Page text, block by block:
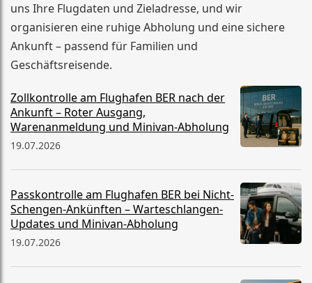
uns Ihre Flugdaten und Zieladresse, und wir
organisieren eine ruhige Abholung und eine sichere
Ankunft – passend für Familien und
Geschäftsreisende.
Zollkontrolle am Flughafen BER nach der
Ankunft – Roter Ausgang,
Warenanmeldung und Minivan-Abholung
19.07.2026
Passkontrolle am Flughafen BER bei Nicht-
Schengen-Ankünften – Warteschlangen-
Updates und Minivan-Abholung
19.07.2026